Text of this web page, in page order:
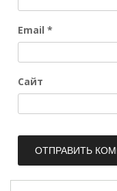
Email *
Сайт